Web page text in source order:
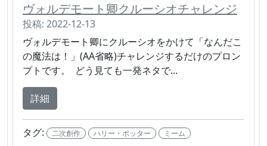
ヴォルデモート卿クルーシオチャレンジ
投稿: 2022-12-13
ヴォルデモート卿にクルーシオをかけて「なんだこ
の魔法は！」(AA省略)チャレンジするだけのプロン
プトです。 どう見ても一発ネタで...
詳細
タグ: 二次創作 ハリー・ポッター ミーム